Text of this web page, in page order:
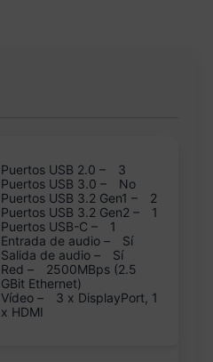
Puertos USB 2.0 –
3
Puertos USB 3.0 –
No
Puertos USB 3.2 Gen1 –
2
Puertos USB 3.2 Gen2 –
1
Puertos USB-C –
1
Entrada de audio –
Sí
Salida de audio –
Sí
Red –
2500MBps (2.5
GBit Ethernet)
Vídeo –
3 x DisplayPort, 1
x HDMI